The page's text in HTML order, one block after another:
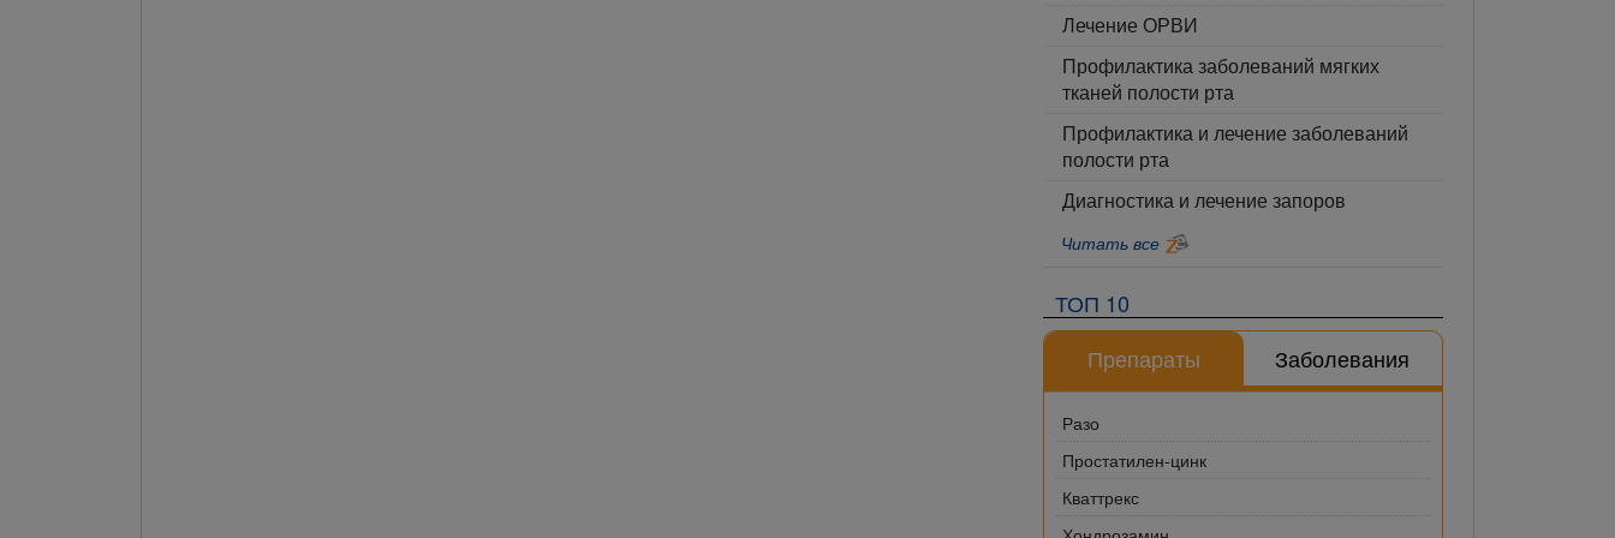
Лечение ОРВИ
Профилактика заболеваний мягких
тканей полости рта
Профилактика и лечение заболеваний
полости рта
Диагностика и лечение запоров
Читать все
ТОП 10
Препараты
Заболевания
Разо
Простатилен-цинк
Кваттрекс